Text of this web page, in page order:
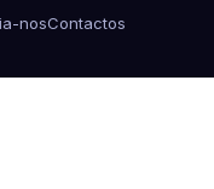
nosContactos